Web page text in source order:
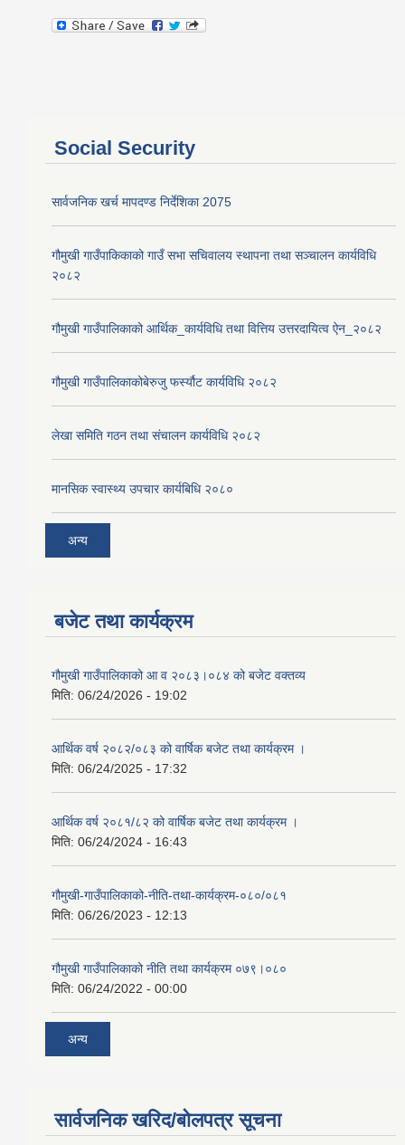
Social Security
सार्वजनिक खर्च मापदण्ड निर्देशिका 2075
गौमुखी गाउँपाकिकाको गाउँ सभा सचिवालय स्थापना तथा सञ्चालन कार्यविधि
२०८२
गौमुखी गाउँपालिकाको आर्थिक_कार्यविधि तथा वित्तिय उत्तरदायित्व ऐन_२०८२
गौमुखी गाउँपालिकाकोबेरुजु फर्स्यौट कार्यविधि २०८२
लेखा समिति गठन तथा संचालन कार्यविधि २०८२
मानसिक स्वास्थ्य उपचार कार्यबिधि २०८०
अन्य
बजेट तथा कार्यक्रम
गौमुखी गाउँपालिकाको आ व २०८३।०८४ को बजेट वक्तव्य
मिति: 06/24/2026 - 19:02
आर्थिक वर्ष २०८२/०८३ को वार्षिक बजेट तथा कार्यक्रम ।
मिति: 06/24/2025 - 17:32
आर्थिक वर्ष २०८१/८२ को वार्षिक बजेट तथा कार्यक्रम ।
मिति: 06/24/2024 - 16:43
गौमुखी-गाउँपालिकाको-नीति-तथा-कार्यक्रम-०८०/०८१
मिति: 06/26/2023 - 12:13
गौमुखी गाउँपालिकाको नीति तथा कार्यक्रम ०७९।०८०
मिति: 06/24/2022 - 00:00
अन्य
सार्वजनिक खरिद/बोलपत्र सूचना